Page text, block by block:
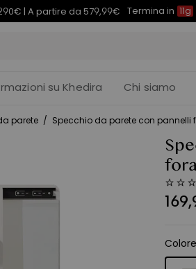
| A partire da 579,99€ Termina in 11g
su Khedira Chi siamo
parete / Specchio da parete con pannelli
169,